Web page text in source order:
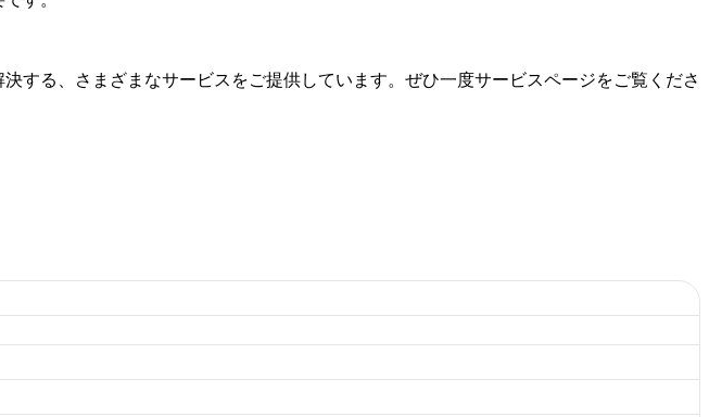
する、さまざまなサービスをご提供しています。ぜひ一度サービスページをご覧くださ